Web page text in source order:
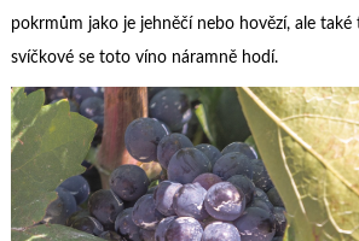
pokrmům jako je jehněčí nebo hovězí, ale také
svíčkové se toto víno náramně hodí.